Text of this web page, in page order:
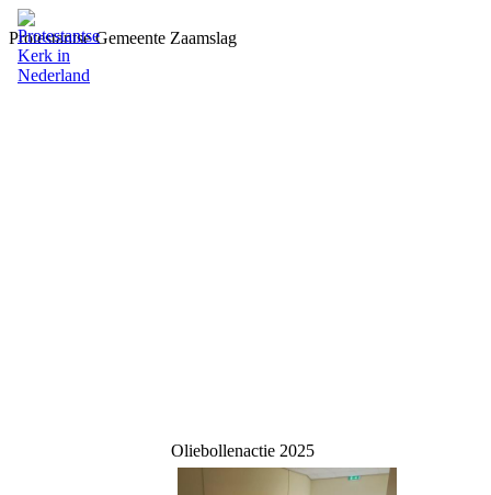
Protestantse Gemeente Zaamslag
Oliebollenactie 2025